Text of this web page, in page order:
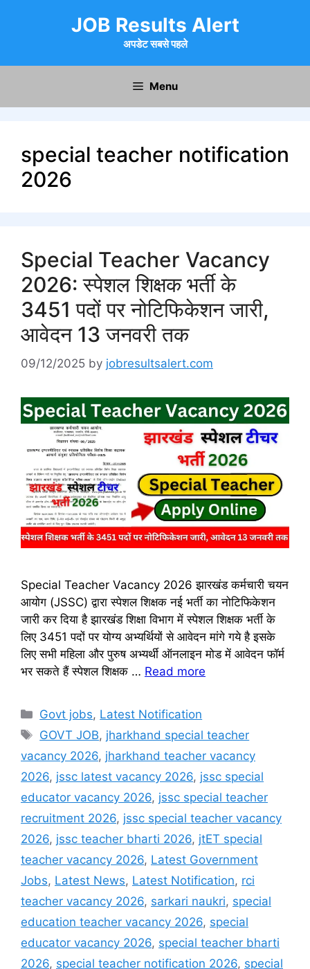
JOB Results Alert
अपडेट सबसे पहले
Menu
special teacher notification
2026
Special Teacher Vacancy
2026: स्पेशल शिक्षक भर्ती के
3451 पदों पर नोटिफिकेशन जारी,
आवेदन 13 जनवरी तक
09/12/2025 by jobresultsalert.com
Special Teacher Vacancy 2026 झारखंड कर्मचारी चयन
आयोग (JSSC) द्वारा स्पेशल शिक्षक नई भर्ती का नोटिफिकेशन
जारी कर दिया है झारखंड शिक्षा विभाग में स्पेशल शिक्षक भर्ती के
लिए 3451 पदों पर योग्य अभ्यर्थियों से आवेदन मांगे गये है इसके
लिए सभी महिला और पुरुष अभ्यर्थी ऑनलाइन मोड में आवेदन फॉर्म
भर सकते हैं स्पेशल शिक्षक … Read more
Categories
Govt jobs, Latest Notification
Tags
GOVT JOB, jharkhand special teacher
vacancy 2026, jharkhand teacher vacancy
2026, jssc latest vacancy 2026, jssc special
educator vacancy 2026, jssc special teacher
recruitment 2026, jssc special teacher vacancy
2026, jssc teacher bharti 2026, jtET special
teacher vacancy 2026, Latest Government
Jobs, Latest News, Latest Notification, rci
teacher vacancy 2026, sarkari naukri, special
education teacher vacancy 2026, special
educator vacancy 2026, special teacher bharti
2026, special teacher notification 2026, special